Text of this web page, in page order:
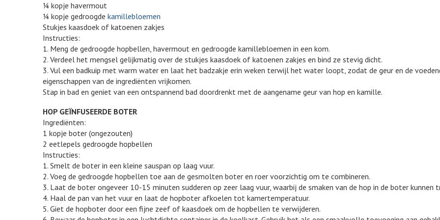
¼ kopje havermout
¼ kopje gedroogde kamillebloemen
Stukjes kaasdoek of katoenen zakjes
Instructies:
1. Meng de gedroogde hopbellen, havermout en gedroogde kamillebloemen in een kom.
2. Verdeel het mengsel gelijkmatig over de stukjes kaasdoek of katoenen zakjes en bind ze stevig dicht.
3. Vul een badkuip met warm water en laat het badzakje erin weken terwijl het water loopt, zodat de geur en de
eigenschappen van de ingrediënten vrijkomen.
Stap in bad en geniet van een ontspannend bad doordrenkt met de aangename geur van hop en kamille.
HOP GEÏNFUSEERDE BOTER
Ingrediënten:
1 kopje boter (ongezouten)
2 eetlepels gedroogde hopbellen
Instructies:
1. Smelt de boter in een kleine sauspan op laag vuur.
2. Voeg de gedroogde hopbellen toe aan de gesmolten boter en roer voorzichtig om te combineren.
3. Laat de boter ongeveer 10-15 minuten sudderen op zeer laag vuur, waarbij de smaken van de hop in de boter kunnen
4. Haal de pan van het vuur en laat de hopboter afkoelen tot kamertemperatuur.
5. Giet de hopboter door een fijne zeef of kaasdoek om de hopbellen te verwijderen.